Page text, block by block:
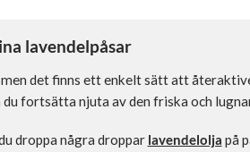
lavendelpåsar
det finns ett enkelt sätt att
fortsätta njuta av den friska och
droppa några droppar lavendelolja på